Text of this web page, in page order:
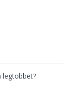
legtöbbet?